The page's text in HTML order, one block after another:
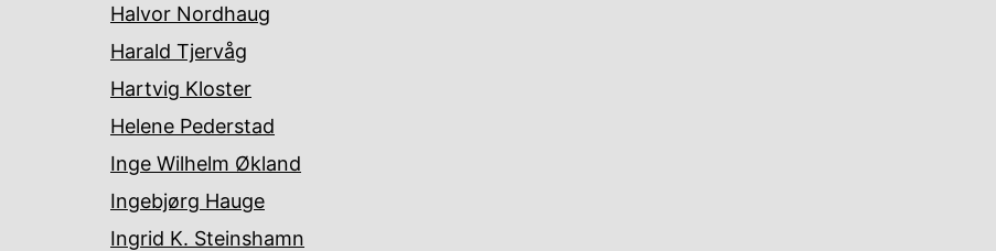
Halvor Nordhaug
Harald Tjervåg
Hartvig Kloster
Helene Pederstad
Inge Wilhelm Økland
Ingebjørg Hauge
Ingrid K. Steinshamn